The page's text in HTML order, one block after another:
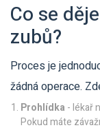
Co se
zubů?
Proces je
žádná operace.
Prohlídka - lékař
Pokud máte